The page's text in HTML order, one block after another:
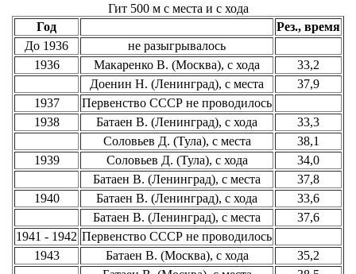
Гит 500 м с места и с хода
Год
Рез., время
До 1936
не разыгрывалось
1936
Макаренко В. (Москва), с хода
33,2
Доенин Н. (Ленинград), с места
37,9
1937
Первенство СССР не проводилось
1938
Батаен В. (Ленинград), с хода
33,3
Соловьев Д. (Тула), с места
38,1
1939
Соловьев Д. (Тула), с хода
34,0
Батаен В. (Ленинград), с места
37,8
1940
Батаен В. (Ленинград), с хода
33,6
Батаен В. (Ленинград), с места
37,6
1941 - 1942 Первенство СССР не проводилось
1943
Батаен В. (Москва), с хода
35,2